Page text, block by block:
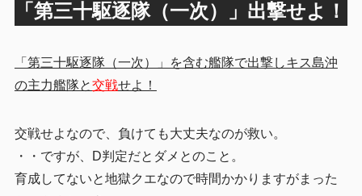
「第三十駆逐隊（一次）」出撃せよ！
「第三十駆逐隊（一次）」を含む艦隊で出撃しキス島沖
の主力艦隊と交戦せよ！
交戦せよなので、負けても大丈夫なのが救い。
・・ですが、D判定だとダメとのこと。
育成してないと地獄クエなので時間かかりますがまった